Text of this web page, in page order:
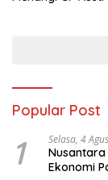
Popular Post
1 Selasa, 4
Nusantara
Ekonomi